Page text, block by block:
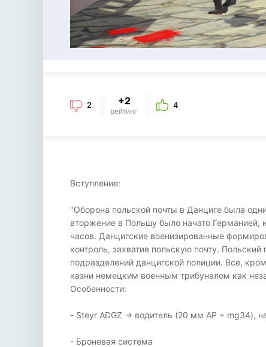
2 +2
рейтинг
4
Вступление:
"Оборона польской почты в Данциге была
вторжение в Польшу было начато Германией,
часов. Данцигские военизированные
контроль, захватив польскую почту.
подразделений данцигской полиции. Все,
казни немецким военным трибуналом как
Особенности:
- Steyr ADGZ -> водитель (20 мм AP + mg34),
- Броневая система